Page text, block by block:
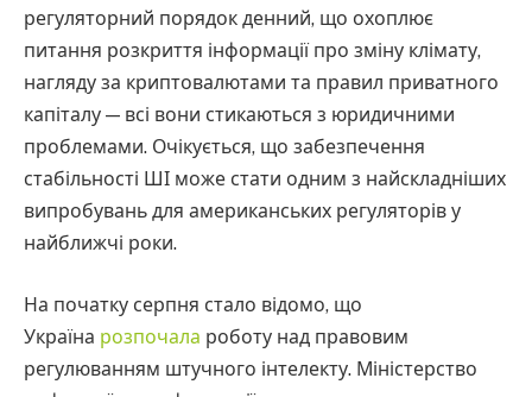
регуляторний порядок денний, що охоплює
питання розкриття інформації про зміну клімату,
нагляду за криптовалютами та правил приватного
капіталу — всі вони стикаються з юридичними
проблемами. Очікується, що забезпечення
стабільності ШІ може стати одним з найскладніших
випробувань для американських регуляторів у
найближчі роки.
На початку серпня стало відомо, що
Україна розпочала роботу над правовим
регулюванням штучного інтелекту. Міністерство